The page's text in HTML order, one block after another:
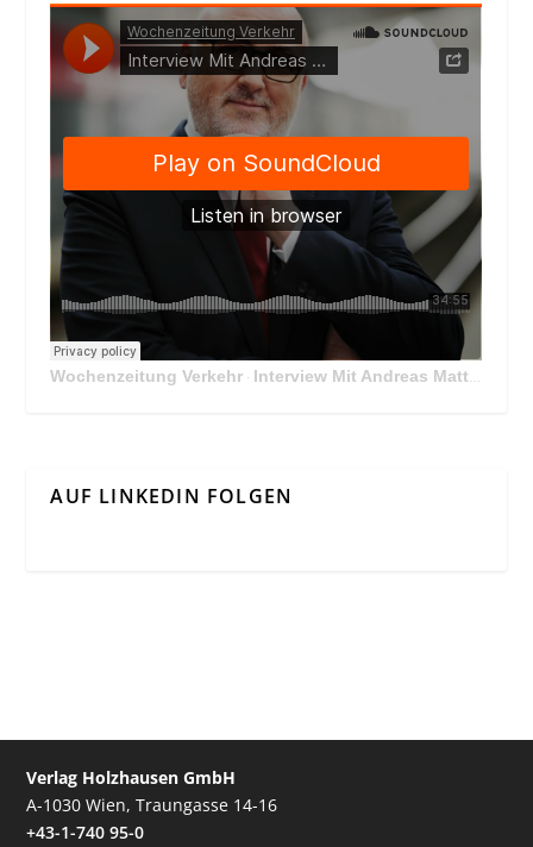
Wochenzeitung Verkehr · Interview Mit Andreas Matthä, CEO der ÖBB Holding
AUF LINKEDIN FOLGEN
Verlag Holzhausen GmbH
A-1030 Wien, Traungasse 14-16
+43-1-740 95-0